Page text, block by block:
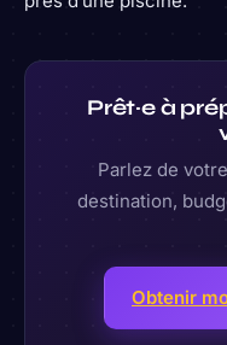
Prêt·e à
Parlez de
destination,
Obtenir